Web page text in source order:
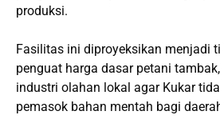
produksi.
Fasilitas ini diproyeksikan menjadi
penguat harga dasar petani
industri olahan lokal agar Kukar
pemasok bahan mentah bagi